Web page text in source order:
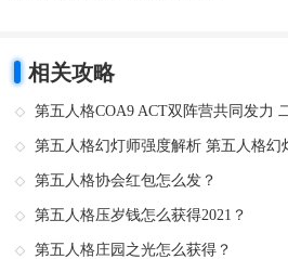
相关攻略
第五人格COA9 ACT双阵营共同发力
第五人格幻灯师强度解析 第五人格幻
第五人格协会红包怎么发？
第五人格压岁钱怎么获得2021？
第五人格庄园之光怎么获得？